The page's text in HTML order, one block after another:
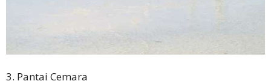
3. Pantai Cemara